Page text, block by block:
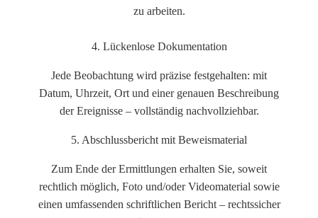
zu arbeiten.
4. Lückenlose Dokumentation
Jede Beobachtung wird präzise festgehalten: mit
Datum, Uhrzeit, Ort und einer genauen Beschreibung
der Ereignisse – vollständig nachvollziehbar.
5. Abschlussbericht mit Beweismaterial
Zum Ende der Ermittlungen erhalten Sie, soweit
rechtlich möglich, Foto und/oder Videomaterial sowie
einen umfassenden schriftlichen Bericht – rechtssicher